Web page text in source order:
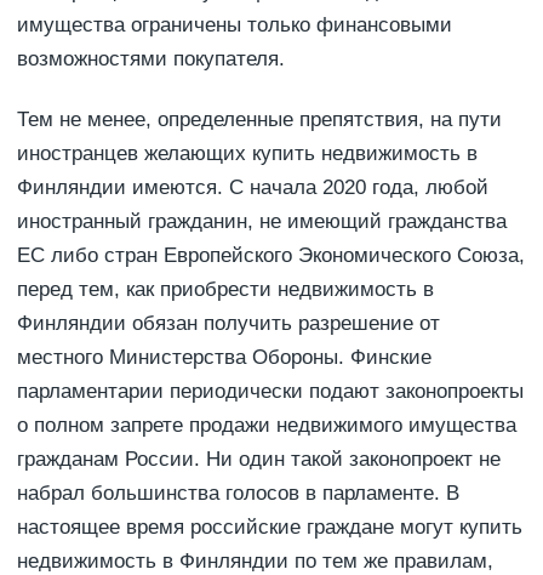
имущества ограничены только финансовыми
возможностями покупателя.
Тем не менее, определенные препятствия, на пути
иностранцев желающих купить недвижимость в
Финляндии имеются. С начала 2020 года, любой
иностранный гражданин, не имеющий гражданства
ЕС либо стран Европейского Экономического Союза,
перед тем, как приобрести недвижимость в
Финляндии обязан получить разрешение от
местного Министерства Обороны. Финские
парламентарии периодически подают законопроекты
о полном запрете продажи недвижимого имущества
гражданам России. Ни один такой законопроект не
набрал большинства голосов в парламенте. В
настоящее время российские граждане могут купить
недвижимость в Финляндии по тем же правилам,